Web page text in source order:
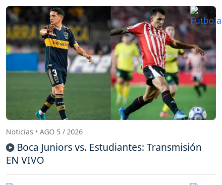
Noticias • AGO 5 / 2026
Boca Juniors vs. Estudiantes: Transmisión
EN VIVO